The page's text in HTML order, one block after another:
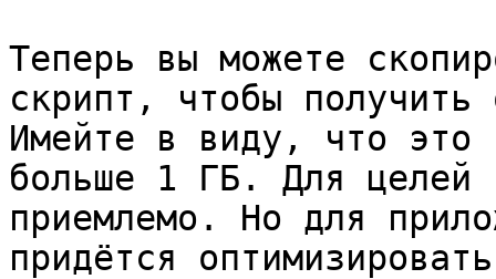
Теперь вы можете
скрипт, чтобы получить
Имейте в виду, что это
больше 1 ГБ. Для целей
приемлемо. Но для
придётся